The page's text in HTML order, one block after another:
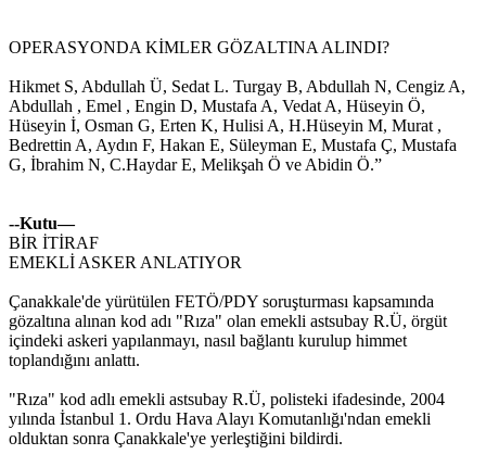
OPERASYONDA KİMLER GÖZALTINA ALINDI?
Hikmet S, Abdullah Ü, Sedat L. Turgay B, Abdullah N, Cengiz A,
Abdullah , Emel , Engin D, Mustafa A, Vedat A, Hüseyin Ö,
Hüseyin İ, Osman G, Erten K, Hulisi A, H.Hüseyin M, Murat ,
Bedrettin A, Aydın F, Hakan E, Süleyman E, Mustafa Ç, Mustafa
G, İbrahim N, C.Haydar E, Melikşah Ö ve Abidin Ö.”
--Kutu—
BİR İTİRAF
EMEKLİ ASKER ANLATIYOR
Çanakkale'de yürütülen FETÖ/PDY soruşturması kapsamında
gözaltına alınan kod adı "Rıza" olan emekli astsubay R.Ü, örgüt
içindeki askeri yapılanmayı, nasıl bağlantı kurulup himmet
toplandığını anlattı.
"Rıza" kod adlı emekli astsubay R.Ü, polisteki ifadesinde, 2004
yılında İstanbul 1. Ordu Hava Alayı Komutanlığı'ndan emekli
olduktan sonra Çanakkale'ye yerleştiğini bildirdi.